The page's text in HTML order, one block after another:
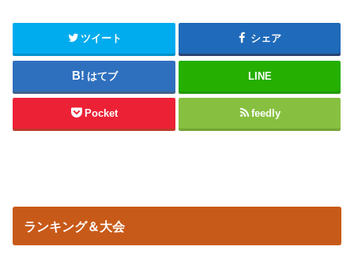
ツイート シェア
はてブ LINE
Pocket feedly
ランキング＆大会